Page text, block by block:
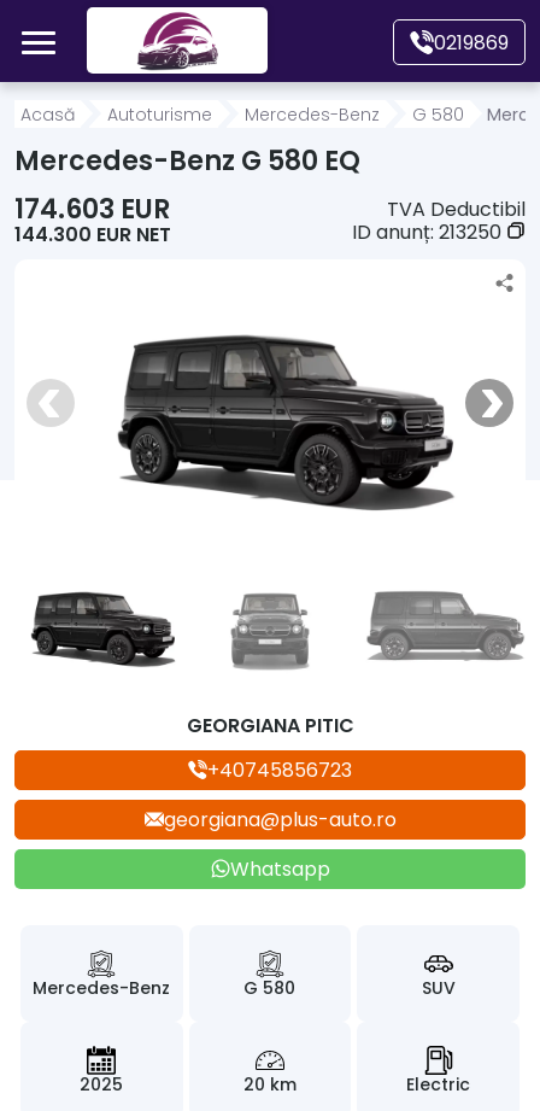
Mergi direct la conținutul principal
0219869
Acasă
Alte tipuri vehicule
Despre Noi
Acasă Autoturisme Mercedes-Benz G 580
Mercedes-Benz G 580 EQ
174.603 EUR
144.300 EUR NET
TVA Deductibil
ID anunț: 213250
GEORGIANA PITIC
+40745856723
georgiana@plus-auto.ro
Whatsapp
Mercedes-Benz G 580 SUV
2025 20 km Electric